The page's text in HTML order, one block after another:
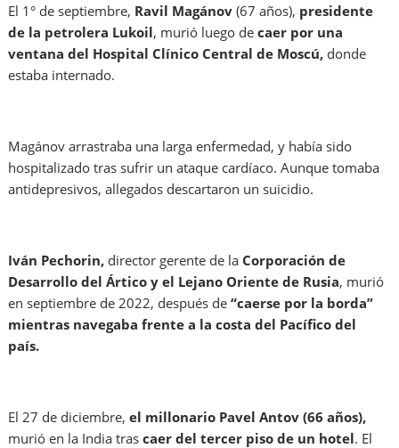
El 1° de septiembre, Ravil Magánov(67 años), presidente
de la petrolera Lukoil, murió luego decaer por una
ventana del Hospital Clínico Central de Moscú, donde
estaba internado.
Magánov arrastraba una larga enfermedad, y había sido
hospitalizado tras sufrir un ataque cardíaco. Aunque tomaba
antidepresivos, allegados descartaron un suicidio.
Iván Pechorin, director gerente de la Corporación de
Desarrollo del Ártico y el Lejano Oriente de Rusia, murió
en septiembre de 2022, después de“caerse por la borda”
mientras navegaba frente a la costa del Pacífico del
país.
El 27 de diciembre,el millonario Pavel Antov (66 años),
murió en la India trascaer del tercer piso de un hotel. El